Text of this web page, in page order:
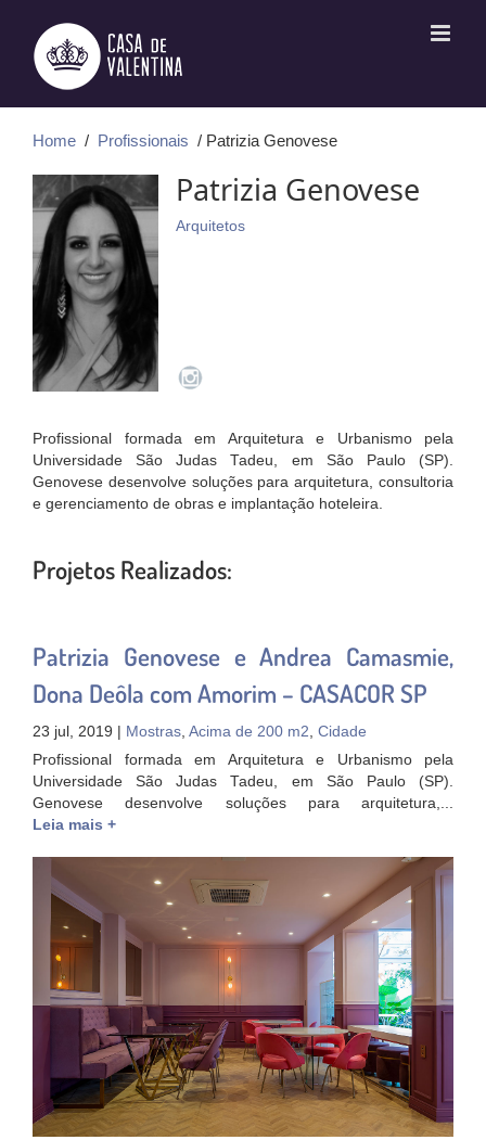
conteúdo
Home / Profissionais / Patrizia Genovese
Patrizia Genovese
Arquitetos
Profissional formada em Arquitetura e Urbanismo pela
Universidade São Judas Tadeu, em São Paulo (SP).
Genovese desenvolve soluções para arquitetura, consultoria
e gerenciamento de obras e implantação hoteleira.
Projetos Realizados:
Patrizia Genovese e Andrea Camasmie,
Dona Deôla com Amorim – CASACOR SP
23 jul, 2019 | Mostras, Acima de 200 m2, Cidade
Profissional formada em Arquitetura e Urbanismo pela
Universidade São Judas Tadeu, em São Paulo (SP).
Genovese desenvolve soluções para arquitetura,...
Leia mais +